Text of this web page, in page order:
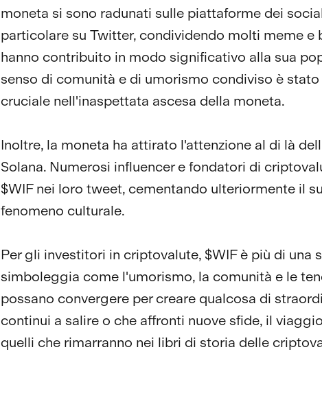
moneta si sono radunati sulle piattaforme dei
particolare su Twitter, condividendo molti meme e
hanno contribuito in modo significativo alla sua
senso di comunità e di umorismo condiviso è
cruciale nell'inaspettata ascesa della moneta.
Inoltre, la moneta ha attirato l'attenzione al di là
Solana. Numerosi influencer e fondatori di
$WIF nei loro tweet, cementando ulteriormente il
fenomeno culturale.
Per gli investitori in criptovalute, $WIF è più di una
simboleggia come l'umorismo, la comunità e le
possano convergere per creare qualcosa di
continui a salire o che affronti nuove sfide, il
quelli che rimarranno nei libri di storia delle